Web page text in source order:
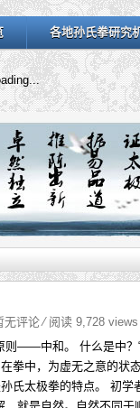
各地孙氏拳研究
无评论⁄ 阅读 9,728
则——中和。 什么是中？
在拳中，为虚无之意的
孙氏太极拳的特点。 初